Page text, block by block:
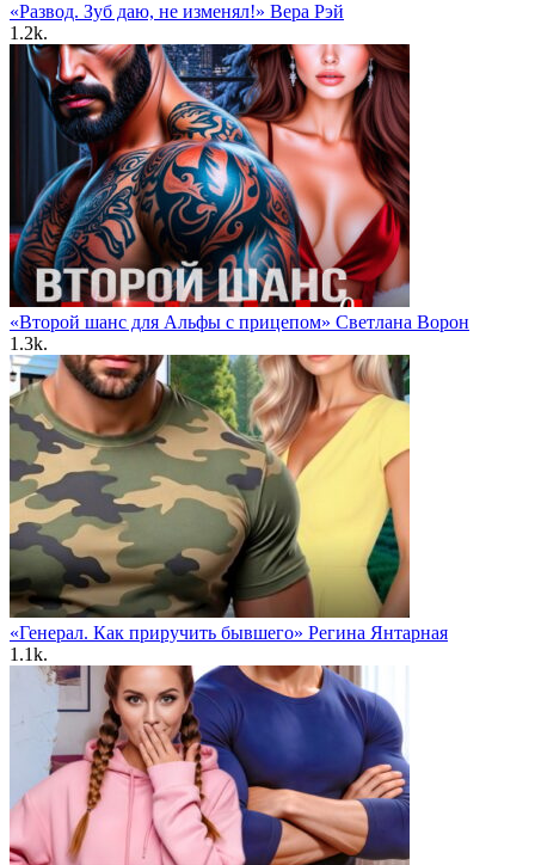
«Развод. Зуб даю, не изменял!» Вера Рэй
1.2k.
«Второй шанс для Альфы с прицепом» Светлана Ворон
1.3k.
«Генерал. Как приручить бывшего» Регина Янтарная
1.1k.